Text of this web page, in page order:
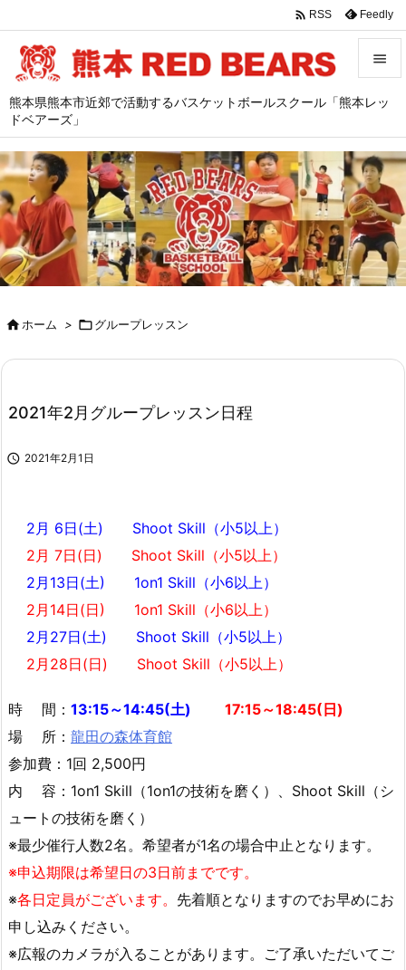
熊本県熊本市近郊で活動するバスケットボールスクール「熊本レッ
ドベアーズ」



サイド

前へ

次へ

 RSS Feedly
ホーム > グループレッスン
2021年2月グループレッスン日程
 2021年2月1日
2月 6日(土) Shoot Skill（小5以上）
2月 7日(日) Shoot Skill（小5以上）
2月13日(土) 1on1 Skill（小6以上）
2月14日(日) 1on1 Skill（小6以上）
2月27日(土) Shoot Skill（小5以上）
2月28日(日) Shoot Skill（小5以上）
時 間： 13:15～14:45(土)
17:15～18:45(日)
場 所： 龍田の森体育館
参加費：1回 2,500円
内 容：1on1 Skill（1on1の技術を磨く）、Shoot Skill（シ
ュートの技術を磨く）
※最少催行人数2名。希望者が1名の場合中止となります。
※申込期限は希望日の3日前までです。
※各日定員がございます。 先着順となりますのでお早めにお
申し込みください。
※広報のカメラが入ることがあります。ご了承いただいてご